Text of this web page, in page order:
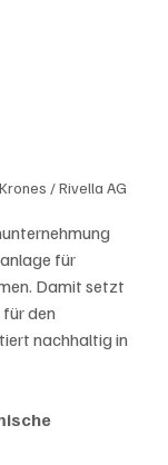
/ Rivella AG
für
Damit setzt
den
nachhaltig in